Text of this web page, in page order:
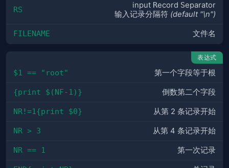
RS input Record Separator
输入记录分隔符 (default "\n")
FILENAME 文件名
表达式
$1 == "root" 第一个字段等于根
{print $(NF-1)} 倒数第二个字段
NR!=1{print $0} 从第 2 条记录开始
NR > 3 从第 4 条记录开始
NR == 1 第一次记录